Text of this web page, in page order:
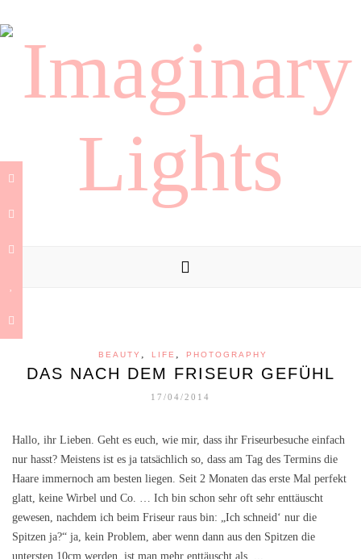
BEAUTY , LIFE , PHOTOGRAPHY
DAS NACH DEM FRISEUR GEFÜHL
17/04/2014
Hallo, ihr Lieben. Geht es euch, wie mir, dass ihr Friseurbesuche einfach
nur hasst? Meistens ist es ja tatsächlich so, dass am Tag des Termins die
Haare immernoch am besten liegen. Seit 2 Monaten das erste Mal perfekt
glatt, keine Wirbel und Co. … Ich bin schon sehr oft sehr enttäuscht
gewesen, nachdem ich beim Friseur raus bin: „Ich schneid‘ nur die
Spitzen ja?“ ja, kein Problem, aber wenn dann aus den Spitzen die
untersten 10cm werden, ist man mehr enttäuscht als ...